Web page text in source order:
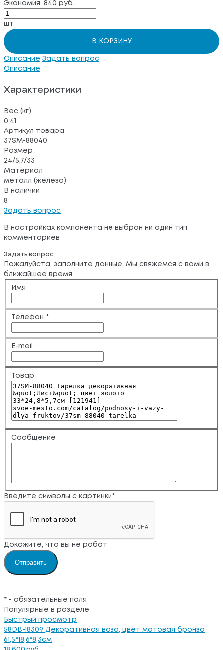
Экономия: 840 руб.
шт
В КОРЗИНУ
Описание Задать вопрос
Описание
Характеристики
Вес (кг)
0.41
Артикул товара
37SM-88040
Размер
24/5,7/33
Материал
металл (железо)
В наличии
8
Задать вопрос
В настройках компонента не выбран ни один тип
комментариев
Задать вопрос
Пожалуйста, заполните данные. Мы свяжемся с вами в
ближайшее время.
Имя
Телефон *
E-mail
Товар
Сообщение
Введите символы с картинки *
Докажите, что вы не робот
* - обязательные поля
Популярные в разделе
Быстрый просмотр
58DB-18309 Декоративная ваза, цвет матовая бронза
61,5*18,6*8,3см